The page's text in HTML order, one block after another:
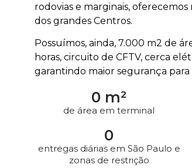
rodovias e marginais,
dos grandes Centros.
Possuímos, ainda, 7.000 m2 de
horas, circuito de CFTV, cerca
garantindo maior segurança para
0 m²
de área em terminal
0
entregas diárias em São Paulo e
zonas de restrição